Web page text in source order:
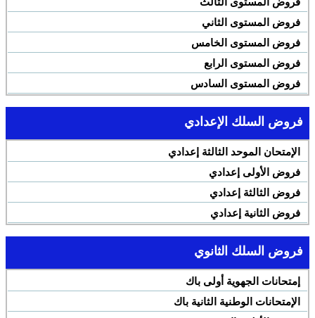
فروض المستوى الثاني
فروض المستوى الخامس
فروض المستوى الرابع
فروض المستوى السادس
فروض السلك الإعدادي
الإمتحان الموحد الثالثة إعدادي
فروض الأولى إعدادي
فروض الثالثة إعدادي
فروض الثانية إعدادي
فروض السلك الثانوي
إمتحانات الجهوية أولى باك
الإمتحانات الوطنية الثانية باك